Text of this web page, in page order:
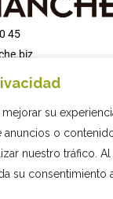
su
anuncios o
nuestro tráfico.
su consentimiento
45
Les Cabanyes,